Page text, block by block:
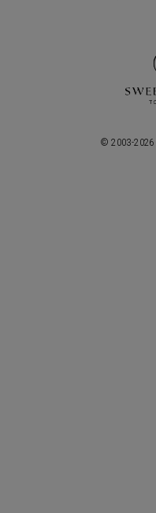
© 2003-2026